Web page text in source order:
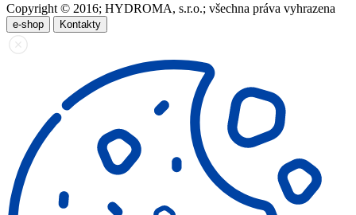
Copyright © 2016; HYDROMA, s.r.o.; všechna práva vyhrazena
e-shop Kontakty